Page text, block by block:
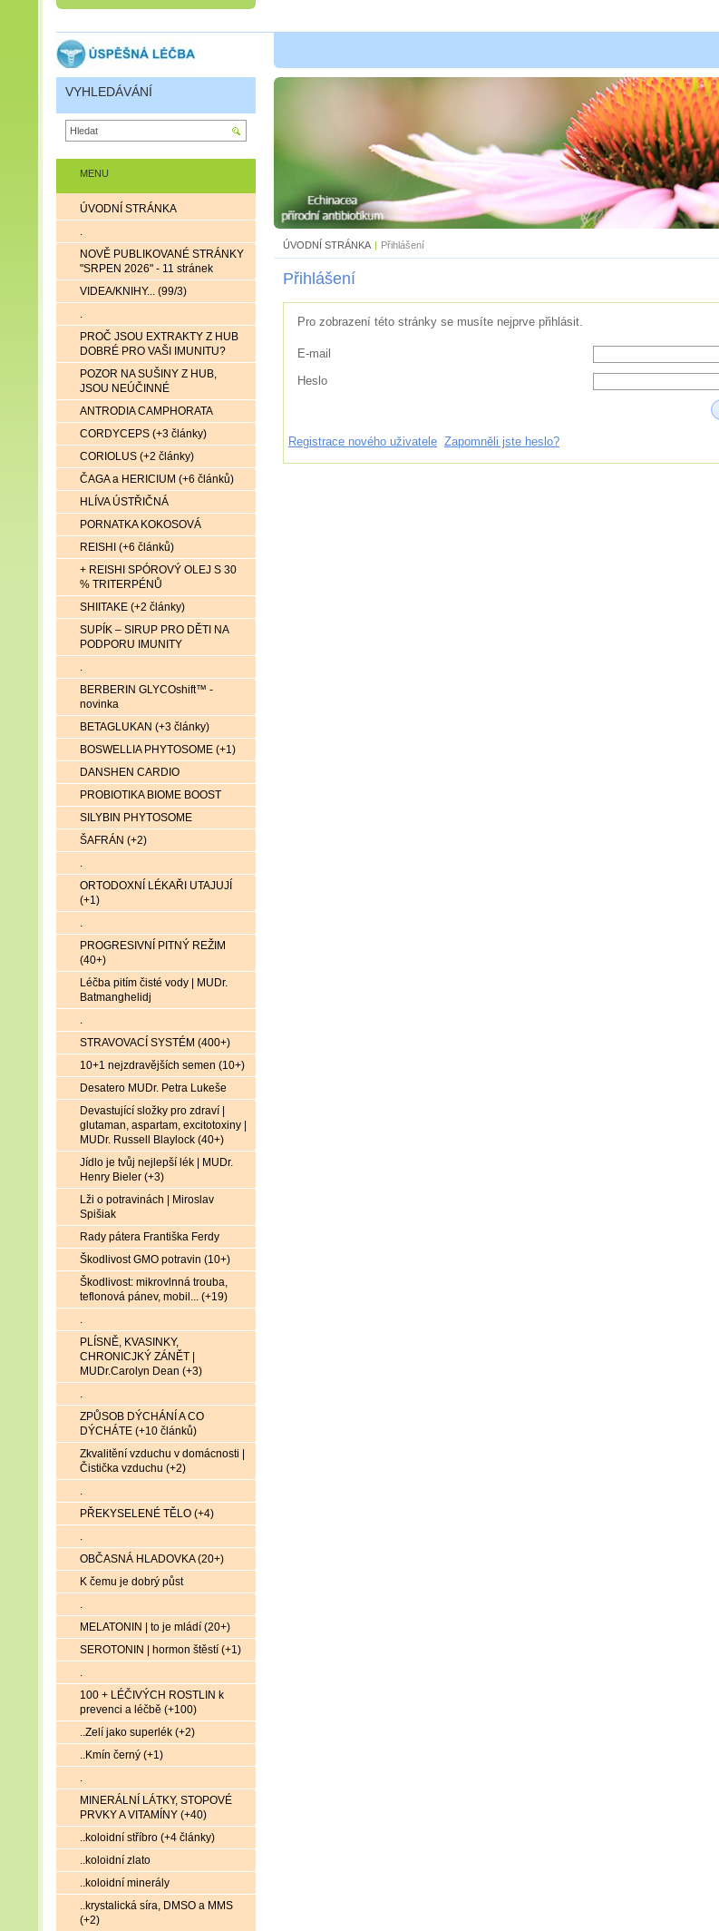
ÚVODNÍ STRÁNKA | Přihlášení
Přihlášení
Pro zobrazení této stránky se musíte nejprve přihlásit.
E-mail
Heslo
Registrace nového uživatele Zapomněli jste heslo?
MENU
ÚVODNÍ STRÁNKA
.
NOVĚ PUBLIKOVANÉ STRÁNKY
"SRPEN 2026" - 11 stránek
VIDEA/KNIHY... (99/3)
.
PROČ JSOU EXTRAKTY Z HUB
DOBRÉ PRO VAŠI IMUNITU?
POZOR NA SUŠINY Z HUB,
JSOU NEÚČINNÉ
ANTRODIA CAMPHORATA
CORDYCEPS (+3 články)
CORIOLUS (+2 články)
ČAGA a HERICIUM (+6 článků)
HLÍVA ÚSTŘIČNÁ
PORNATKA KOKOSOVÁ
REISHI (+6 článků)
+ REISHI SPÓROVÝ OLEJ S 30
% TRITERPÉNŮ
SHIITAKE (+2 články)
SUPÍK – SIRUP PRO DĚTI NA
PODPORU IMUNITY
.
BERBERIN GLYCOshift™ -
novinka
BETAGLUKAN (+3 články)
BOSWELLIA PHYTOSOME (+1)
DANSHEN CARDIO
PROBIOTIKA BIOME BOOST
SILYBIN PHYTOSOME
ŠAFRÁN (+2)
.
ORTODOXNÍ LÉKAŘI UTAJUJÍ
(+1)
.
PROGRESIVNÍ PITNÝ REŽIM
(40+)
Léčba pitím čisté vody | MUDr.
Batmanghelidj
.
STRAVOVACÍ SYSTÉM (400+)
10+1 nejzdravějších semen (10+)
Desatero MUDr. Petra Lukeše
Devastující složky pro zdraví |
glutaman, aspartam, excitotoxiny |
MUDr. Russell Blaylock (40+)
Jídlo je tvůj nejlepší lék | MUDr.
Henry Bieler (+3)
Lži o potravinách | Miroslav
Spišiak
Rady pátera Františka Ferdy
Škodlivost GMO potravin (10+)
Škodlivost: mikrovlnná trouba,
teflonová pánev, mobil... (+19)
.
PLÍSNĚ, KVASINKY,
CHRONICJKÝ ZÁNĚT |
MUDr.Carolyn Dean (+3)
.
ZPŮSOB DÝCHÁNÍ A CO
DÝCHÁTE (+10 článků)
Zkvalitění vzduchu v domácnosti |
Čistička vzduchu (+2)
.
PŘEKYSELENÉ TĚLO (+4)
.
OBČASNÁ HLADOVKA (20+)
K čemu je dobrý půst
.
MELATONIN | to je mládí (20+)
SEROTONIN | hormon štěstí (+1)
.
100 + LÉČIVÝCH ROSTLIN k
prevenci a léčbě (+100)
..Zelí jako superlék (+2)
..Kmín černý (+1)
.
MINERÁLNÍ LÁTKY, STOPOVÉ
PRVKY A VITAMÍNY (+40)
..koloidní stříbro (+4 články)
..koloidní zlato
..koloidní minerály
..krystalická síra, DMSO a MMS
(+2)
VYHLEDÁVÁNÍ